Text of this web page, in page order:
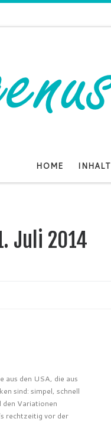
HOME INHALT
Juli 2014
aus den USA, die aus
sind: simpel, schnell
den Variationen
rechtzeitig vor der